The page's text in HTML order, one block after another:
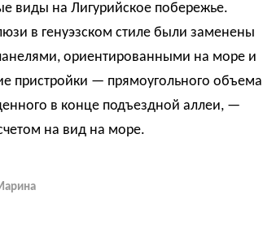
виды на Лигурийское побережье.
в генуэзском стиле были заменены
ориентированными на море и
пристройки — прямоугольного объема
в конце подъездной аллеи, —
на вид на море.